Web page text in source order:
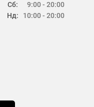
Сб:
Нд:
9:00 - 20:00
10:00 - 20:00